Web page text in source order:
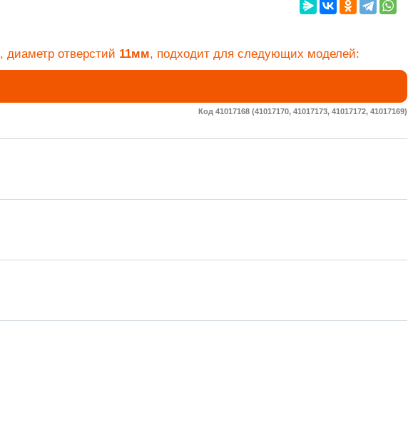
, диаметр отверстий 11мм, подходит для следующих моделей:
Код 41017168 (41017170, 41017173, 41017172, 41017169)